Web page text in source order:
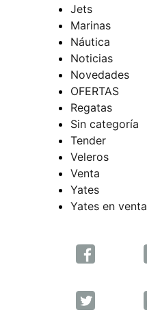
Jets
Marinas
Náutica
Noticias
Novedades
OFERTAS
Regatas
Sin categoría
Tender
Veleros
Venta
Yates
Yates en venta